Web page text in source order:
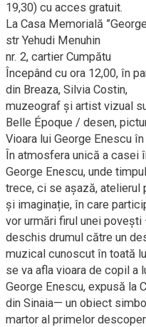
19,30) cu acces gratuit.
La Casa Memorială
str Yehudi Menuhin
nr. 2, cartier Cumpătu
Începând cu ora 12,00, în
din Breaza, Silvia Costin,
muzeograf și artist vizual
Belle Époque / desen,
Vioara lui George Enescu
În atmosfera unică a casei
George Enescu, unde
trece, ci se așază, atelierul
și imaginație, în care
vor urmări firul unei
deschis drumul către un
muzical cunoscut în toată
se va afla vioara de copil a
George Enescu, expusă la
din Sinaia— un obiect
martor al primelor